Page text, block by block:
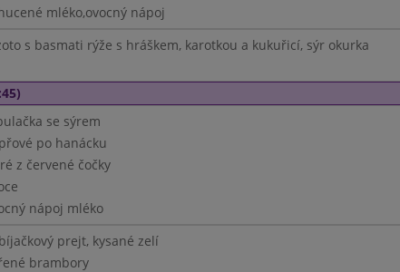
mléko,ovocný nápoj
s basmati rýže s hráškem, karotkou a kukuřicí, sýr okurka
se sýrem
po hanácku
z červené čočky
nápoj mléko
prejt, kysané zelí
brambory